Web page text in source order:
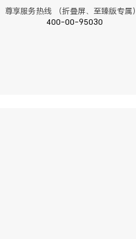
尊享服务热线 （折叠屏、至臻版专属）
400-00-95030